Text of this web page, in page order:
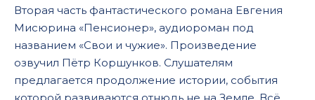
014
Вторая часть фантастического романа Евгения
Мисюрина «Пенсионер», аудиороман под
названием «Свои и чужие». Произведение
озвучил Пётр Коршунков. Слушателям
предлагается продолжение истории, события